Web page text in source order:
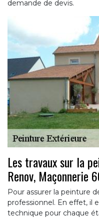
demande de devis.
Les travaux sur la
Renov, Maçonnerie
Pour assurer la peinture
professionnel. En effet, il
technique pour chaque